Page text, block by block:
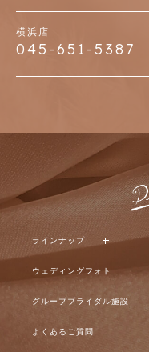
横浜店
045-651-5387
ラインナップ
ウェディングフォト
グループブライダル施設
よくあるご質問